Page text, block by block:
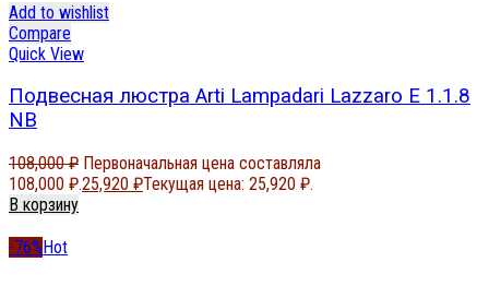
Add to wishlist
Compare
Quick View
Подвесная люстра Arti Lampadari Lazzaro E 1.1.8
NB
108,000₽ Первоначальная цена составляла
108,000 ₽.25,920 ₽Текущая цена: 25,920 ₽.
В корзину
-76%Hot